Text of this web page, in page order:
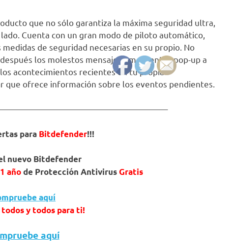
que no sólo garantiza la máxima seguridad ultra,
Cuenta con un gran modo de piloto automático,
de seguridad necesarias en su propio. No
los molestos mensajes emergentes pop-up a
acontecimientos recientes en tu propia
que ofrece información sobre los eventos pendientes.
para Bitdefender!!!
nuevo Bitdefender
1 añode Protección AntivirusGratis
aquí
todos y todos para ti!
aquí